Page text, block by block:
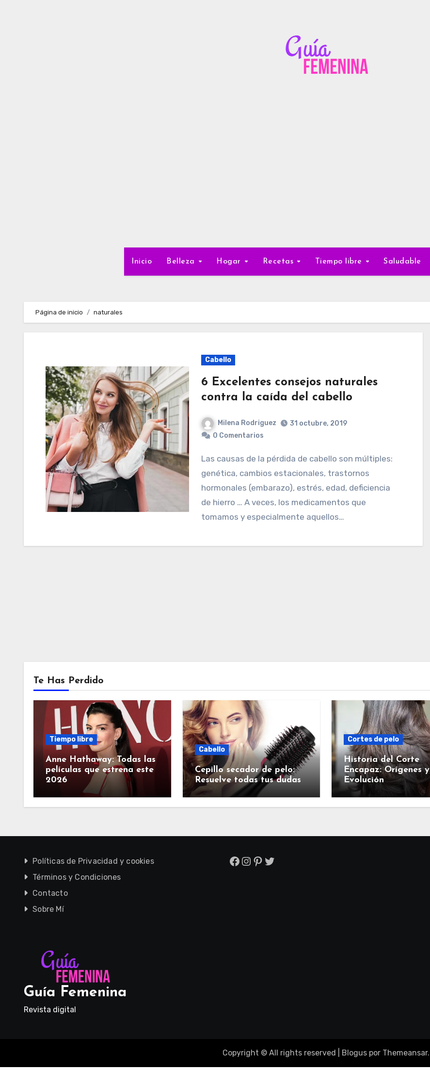
Inicio Belleza Hogar Recetas Tiempo libre Saludable
Página de inicio naturales
Cabello
6 Excelentes consejos naturales
contra la caída del cabello
Milena Rodriguez
31 octubre, 2019
0 Comentarios
Las causas de la pérdida de cabello son múltiples:
genética, cambios estacionales, trastornos
hormonales (embarazo), estrés, edad, deficiencia
de hierro … A veces, los medicamentos que
tomamos y especialmente aquellos…
Te Has Perdido
Tiempo libre
Anne Hathaway: Todas las
películas que estrena este
2026
Cabello
Cepillo secador de pelo:
Resuelve todas tus dudas
Cortes de pelo
Historia del Corte
Encapaz: Orígenes y
Evolución
Políticas de Privacidad y cookies
Términos y Condiciones
Contacto
Sobre Mí
Facebook
Instagram
Pinterest
Twitter
Guía Femenina
Revista digital
Copyright © All rights reserved Bloguspor Themeansar.